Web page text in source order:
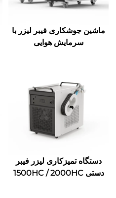
ماشین جوشکاری فیبر لیزر با
سرمایش هوایی
دستگاه تمیزکاری لیزر فیبر
دستی 1500HC / 2000HC